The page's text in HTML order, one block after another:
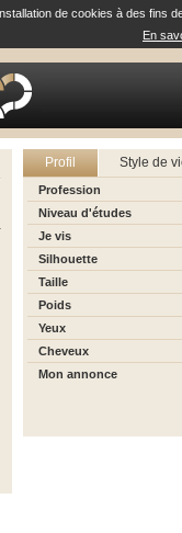
de cookies à des
En
Profil Style de
Profession
Niveau d'études
Je vis
Silhouette
Taille
Poids
Yeux
Cheveux
Mon annonce